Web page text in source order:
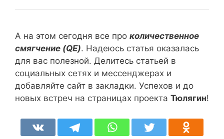
А на этом сегодня все про количественное
смягчение (QE). Надеюсь статья оказалась
для вас полезной. Делитесь статьей в
социальных сетях и мессенджерах и
добавляйте сайт в закладки. Успехов и до
новых встреч на страницах проекта Тюлягин!